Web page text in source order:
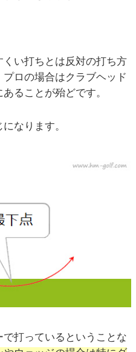
い打ちとは反対の打ち方
ロの場合はクラブヘッド
ることが殆どです。
なります。
打っているということな